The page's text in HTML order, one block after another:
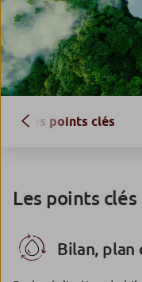
Les points clés
Les points clés
Bilan, plan